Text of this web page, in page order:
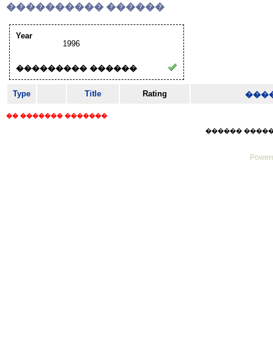
���������� ������
Year
1996
��������� ������
Type Title Rating
�� ������� �������
������ ������